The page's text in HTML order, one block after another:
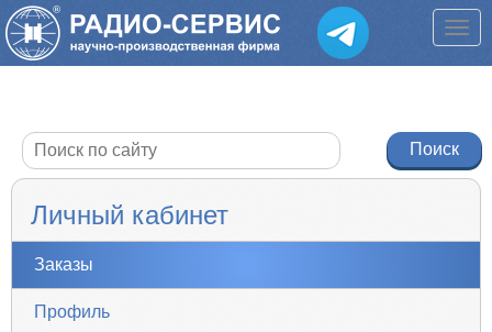
Личный кабинет
Заказы
Профиль